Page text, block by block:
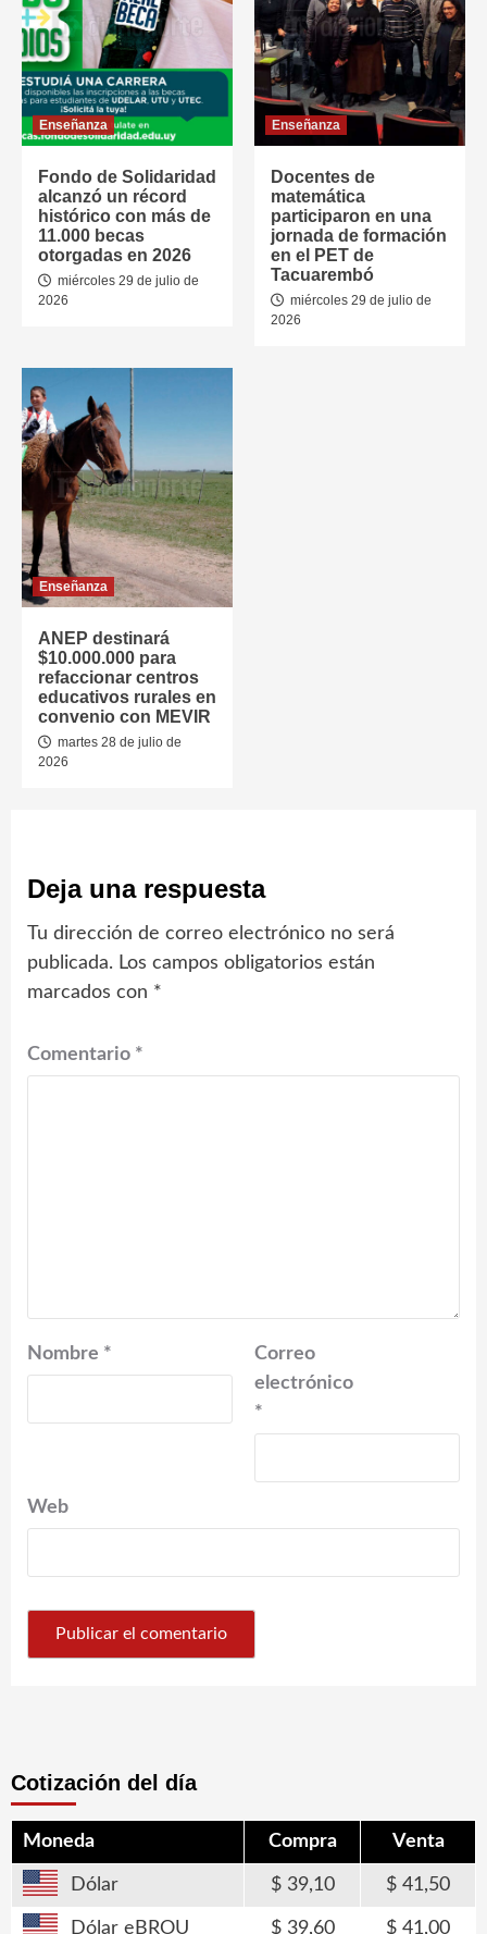
Enseñanza
Fondo de Solidaridad
alcanzó un récord
histórico con más de
11.000 becas
otorgadas en 2026
miércoles 29 de julio de
2026
Enseñanza
Docentes de
matemática
participaron en una
jornada de formación
en el PET de
Tacuarembó
miércoles 29 de julio de
2026
Enseñanza
ANEP destinará
$10.000.000 para
refaccionar centros
educativos rurales en
convenio con MEVIR
martes 28 de julio de
2026
Deja una respuesta
Tu dirección de correo electrónico no será
publicada. Los campos obligatorios están
marcados con *
Comentario *
Nombre *
Correo
electrónico
*
Web
Cotización del día
Moneda Compra Venta
Dólar 39,10 41,50
Dólar eBROU 39,60 41,00